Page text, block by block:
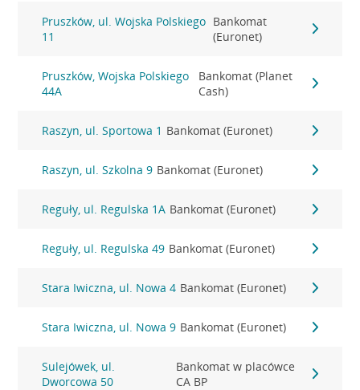
Pruszków, ul. Wojska Polskiego
11
Bankomat
(Euronet)
Pruszków, Wojska Polskiego
44A
Bankomat (Planet
Cash)
Raszyn, ul. Sportowa 1 Bankomat (Euronet)
Raszyn, ul. Szkolna 9 Bankomat (Euronet)
Reguły, ul. Regulska 1A Bankomat (Euronet)
Reguły, ul. Regulska 49 Bankomat (Euronet)
Stara Iwiczna, ul. Nowa 4 Bankomat (Euronet)
Stara Iwiczna, ul. Nowa 9 Bankomat (Euronet)
Sulejówek, ul.
Dworcowa 50
Bankomat w placówce
CA BP